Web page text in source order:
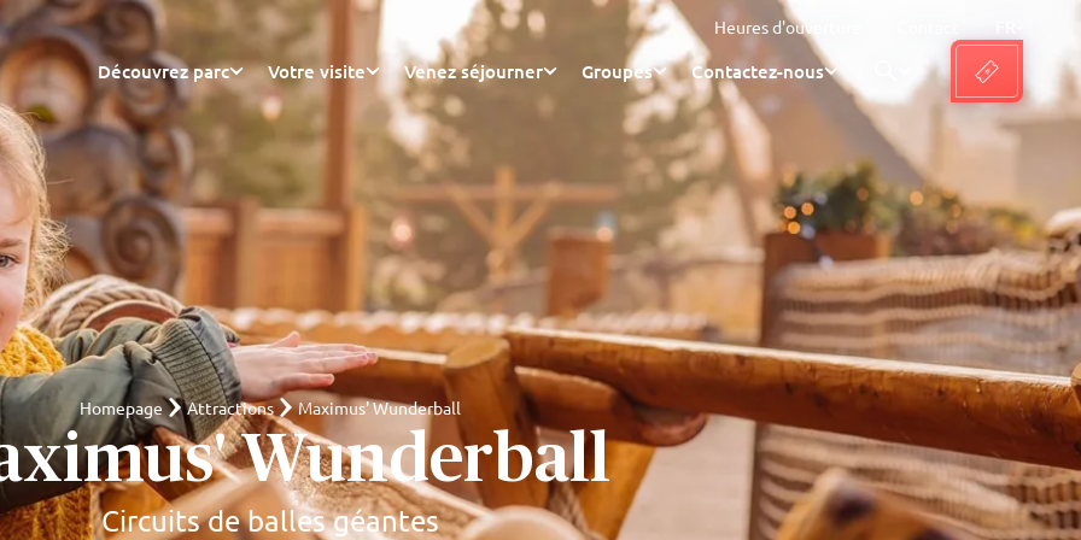
Heures d'ouverture
Découvrez parc Votre visite Venez séjourner Groupes Contactez-nous
Homepage Attractions Maximus' Wunderball
Wunderball
Circuits de balles géantes